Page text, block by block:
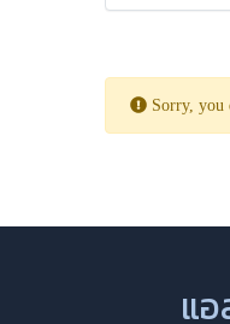
Sorry, you
แ